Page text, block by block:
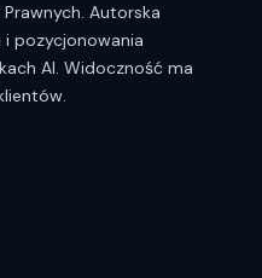
Autorska
pozycjonowania
AI. Widoczność ma